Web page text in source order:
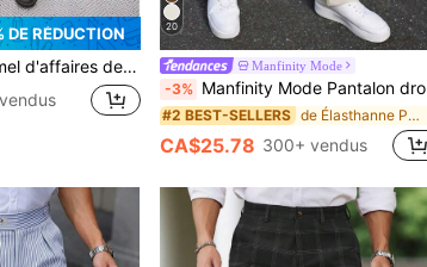
DE RÉDUCTION
convenant aux occasions décontractées et formelles extérieures tout au long de l'année
20
Manfinity Mode
-3% Manfinity Mode Pantalon droit décontracté pour hommes Manfinity, pantalon polyvalent de style britannique rétro, cadeau pour petit ami, Saint-Valentin pour hommes, pantalon blanc pour hommes pour cérémonie formelle
#2 BEST-SELLERS de Élasthanne Pantalon de costume pour homme
CA$25.78 300+ vendus